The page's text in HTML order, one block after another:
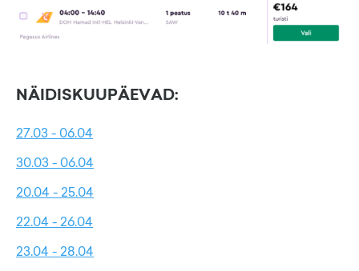
NÄIDISKUUPÄEVAD:
27.03 - 06.04
30.03 - 06.04
20.04 - 25.04
22.04 - 26.04
23.04 - 28.04